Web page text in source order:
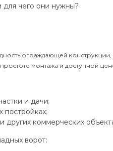
для чего они нужны?
ограждающей
монтажа и доступной
и дачи;
постройках;
других коммерческих
ворот: